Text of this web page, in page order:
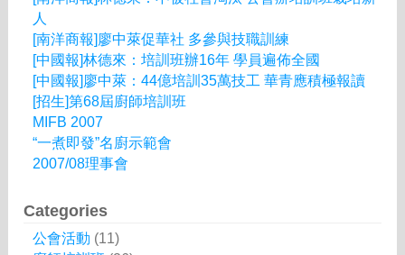
人
[南洋商報]廖中萊促華社 多參與技職訓練
[中國報]林德來：培訓班辦16年 學員遍佈全國
[中國報]廖中萊：44億培訓35萬技工 華青應積極報讀
[招生]第68屆廚師培訓班
MIFB 2007
“一煮即發”名廚示範會
2007/08理事會
Categories
公會活動 (11)